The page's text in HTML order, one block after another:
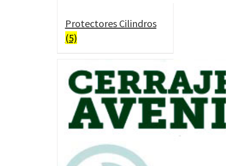
Protectores Cilindros
(5)